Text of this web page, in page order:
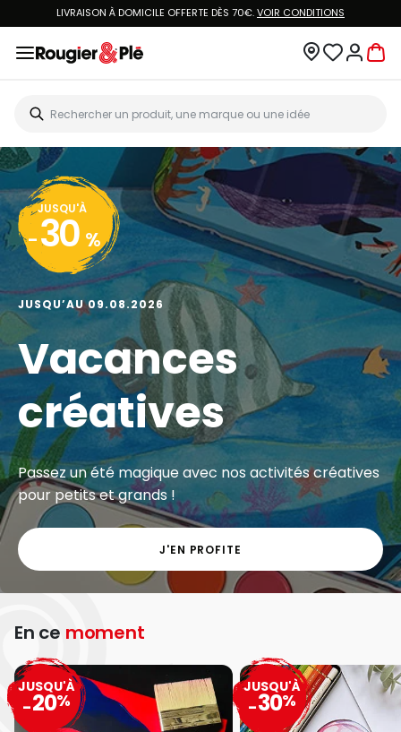
LIVRAISON À DOMICILE OFFERTE DÈS 70€.VOIR CONDITIONS
JUSQU'À
- 30 %
JUSQU’AU 09.08.2026
Vacances
créatives
Passez un été magique avec nos activités créatives
pour petits et grands !
J'EN PROFITE
En ce moment
JUSQU'À
-20%
JUSQU'À
-30%